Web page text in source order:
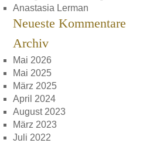
Anastasia Lerman
Neueste Kommentare
Archiv
Mai 2026
Mai 2025
März 2025
April 2024
August 2023
März 2023
Juli 2022